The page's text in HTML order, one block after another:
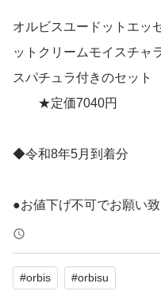
オルビスユードットエッ
ットクリームモイスチャ
スパチュラ付きのセット
★定価7040円
◆令和8年5月到着分
●お値下げ不可でお願い
24カウントダウンボーナ
用下さい。
◆出品から24時間が経
#orbis #orbisu